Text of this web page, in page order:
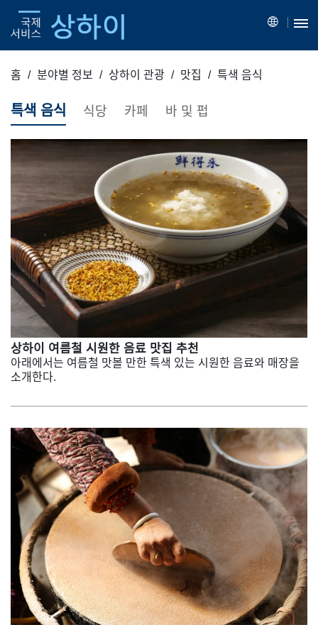
홈 분야별 정보 상하이 관광 맛집 특색 음식
특색 음식 식당 카페 바 및 펍
상하이 여름철 시원한 음료 맛집 추천
아래에서는 여름철 맛볼 만한 특색 있는 시원한 음료와 매장을
소개한다.